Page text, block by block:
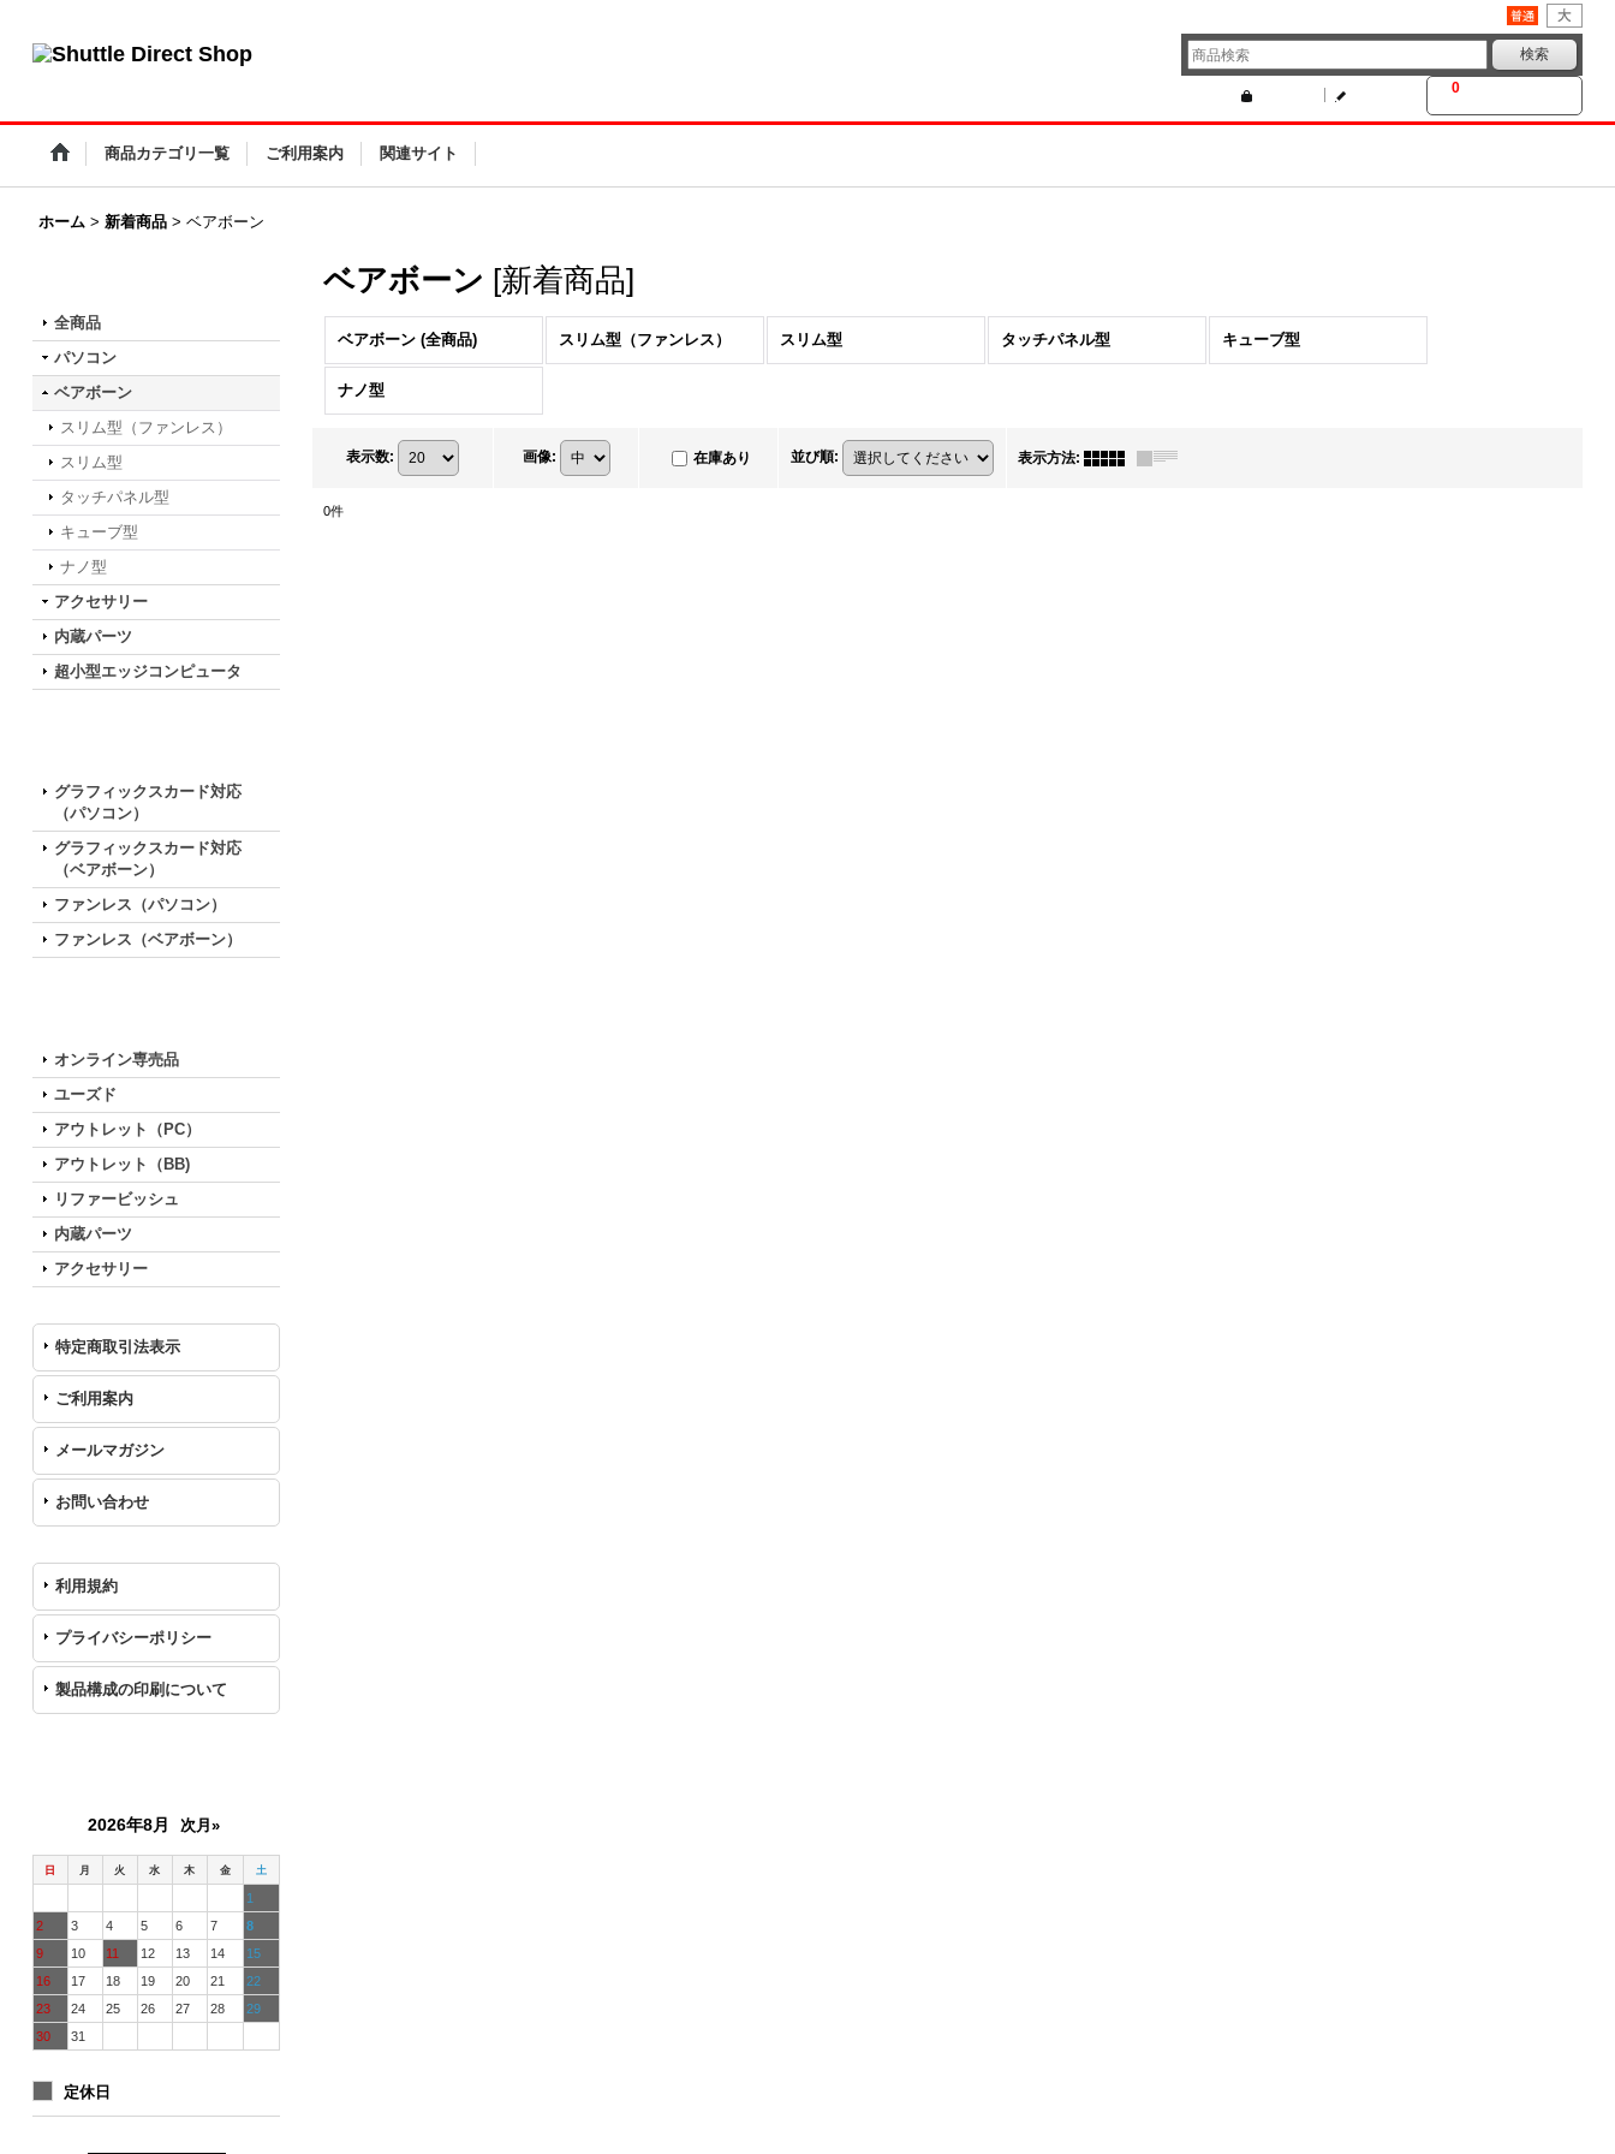
0
商品カテゴリ一覧 ご利用案内 関連サイト
ホーム > 新着商品 > ベアボーン
全商品
パソコン
ベアボーン
スリム型（ファンレス）
スリム型
タッチパネル型
キューブ型
ナノ型
アクセサリー
内蔵パーツ
超小型エッジコンピュータ
グラフィックスカード対応
（パソコン）
グラフィックスカード対応
（ベアボーン）
ファンレス（パソコン）
ファンレス（ベアボーン）
オンライン専売品
ユーズド
アウトレット（PC）
アウトレット（BB)
リファービッシュ
内蔵パーツ
アクセサリー
特定商取引法表示
ご利用案内
メールマガジン
お問い合わせ
利用規約
プライバシーポリシー
製品構成の印刷について
2026年8月 次月»
日 月 火 水 木 金 土
1
2
3 4 5 6 7
8
9
10 11 12 13 14
15
16
17 18 19 20 21
22
23
24 25 26 27 28
29
30
31
定休日
ベアボーン [新着商品]
ベアボーン (全商品) スリム型（ファンレス） スリム型 タッチパネル型 キューブ型
ナノ型
表示数: 画像: 在庫あり 並び順: 表示方法:
0件